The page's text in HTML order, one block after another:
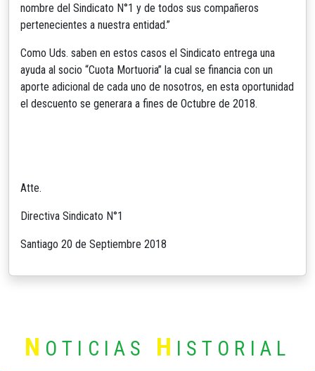
nombre del Sindicato N°1 y de todos sus compañeros
pertenecientes a nuestra entidad.”
Como Uds. saben en estos casos el Sindicato entrega una
ayuda al socio “Cuota Mortuoria” la cual se financia con un
aporte adicional de cada uno de nosotros, en esta oportunidad
el descuento se generara a fines de Octubre de 2018.
Atte.
Directiva Sindicato N°1
Santiago 20 de Septiembre 2018
N OTICIAS H ISTORIAL